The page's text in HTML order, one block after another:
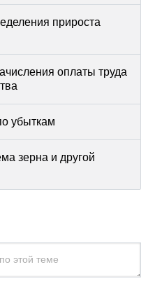
прироста
оплаты труда
убыткам
зерна и другой